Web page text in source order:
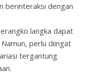
berinteraksi dengan
langka dapat
perlu diingat
tergantung